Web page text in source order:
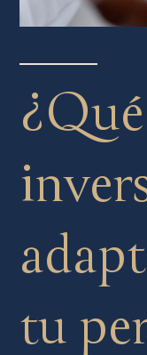
tu